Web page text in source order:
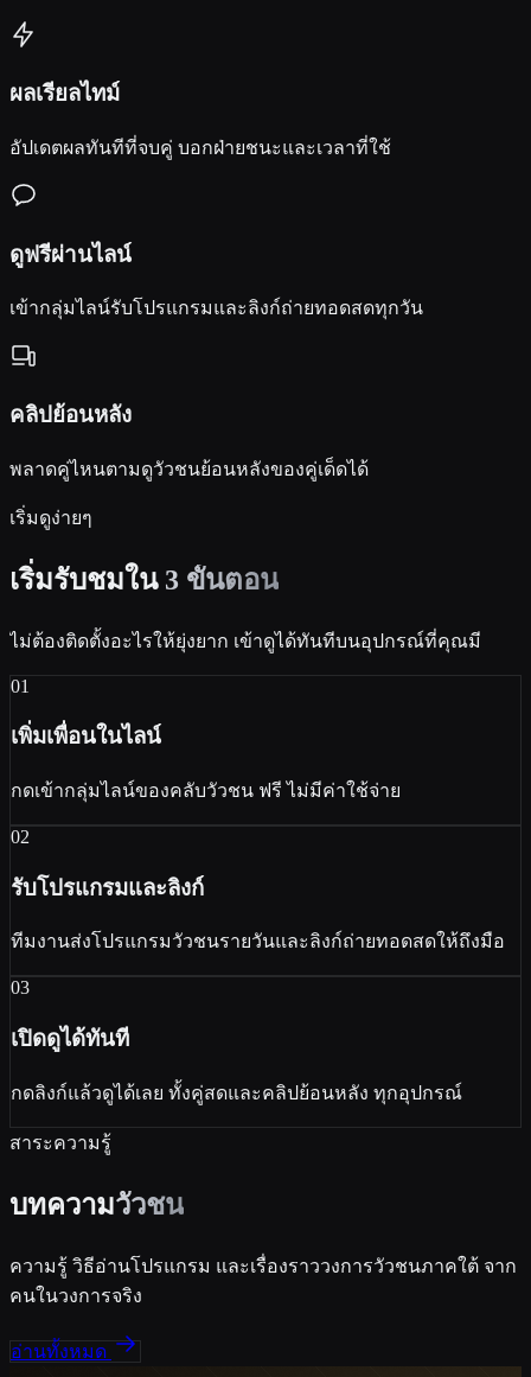
ผลเรียลไทม์
อัปเดตผลทันทีที่จบคู่ บอกฝ่ายชนะและเวลาที่ใช้
ดูฟรีผ่านไลน์
เข้ากลุ่มไลน์รับโปรแกรมและลิงก์ถ่ายทอดสดทุกวัน
คลิปย้อนหลัง
พลาดคู่ไหนตามดูวัวชนย้อนหลังของคู่เด็ดได้
เริ่มดูง่ายๆ
เริ่มรับชมใน3 ขั้นตอน
ไม่ต้องติดตั้งอะไรให้ยุ่งยาก เข้าดูได้ทันทีบนอุปกรณ์ที่คุณมี
01
เพิ่มเพื่อนในไลน์
กดเข้ากลุ่มไลน์ของคลับวัวชน ฟรี ไม่มีค่าใช้จ่าย
02
รับโปรแกรมและลิงก์
ทีมงานส่งโปรแกรมวัวชนรายวันและลิงก์ถ่ายทอดสดให้ถึงมือ
03
เปิดดูได้ทันที
กดลิงก์แล้วดูได้เลย ทั้งคู่สดและคลิปย้อนหลัง ทุกอุปกรณ์
สาระความรู้
บทความวัวชน
ความรู้ วิธีอ่านโปรแกรม และเรื่องราววงการวัวชนภาคใต้ จาก
คนในวงการจริง
อ่านทั้งหมด